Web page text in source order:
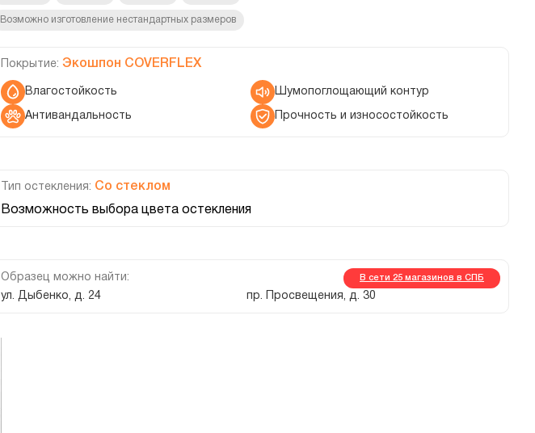
Возможно изготовление нестандартных размеров
Покрытие: Экошпон COVERFLEX
Влагостойкость Шумопоглощающий контур
Антивандальность Прочность и износостойкость
Тип остекления: Со стеклом
Возможность выбора цвета остекления
Образец можно найти: В сети 25 магазинов в СПБ
ул. Дыбенко, д. 24 пр. Просвещения, д. 30